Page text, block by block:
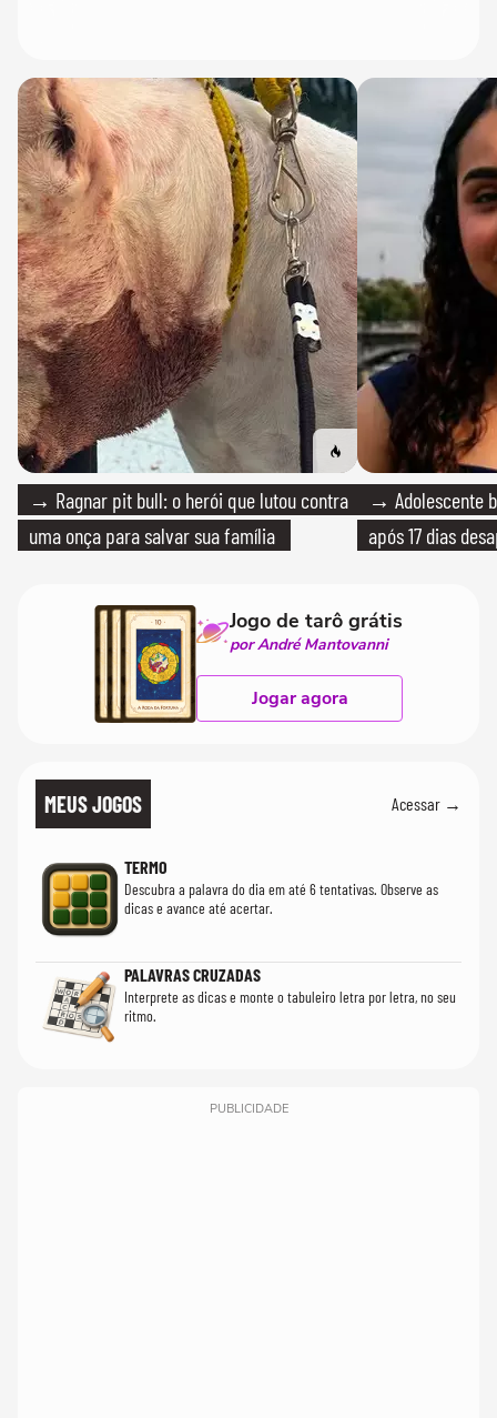
→ Ragnar pit bull: o herói que lutou contra
uma onça para salvar sua família
→ Adolescente
após 17 dias
Jogo de tarô grátis
por André Mantovanni
Jogar agora
MEUS JOGOS Acessar →
TERMO
Descubra a palavra do dia em até 6 tentativas. Observe as
dicas e avance até acertar.
PALAVRAS CRUZADAS
Interprete as dicas e monte o tabuleiro letra por letra, no seu
ritmo.
PUBLICIDADE